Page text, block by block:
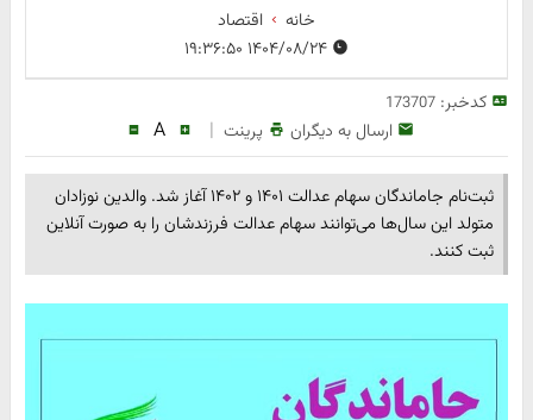
خانه
اقتصاد
۱۴۰۴/۰۸/۲۴ ۱۹:۳۶:۵۰
کدخبر:173707
ارسال به دیگران پرینت |
A
ثبت‌نام جاماندگان سهام عدالت ۱۴۰۱ و ۱۴۰۲ آغاز شد. والدین نوزادان
متولد این سال‌ها می‌توانند سهام عدالت فرزندشان را به صورت آنلاین
ثبت کنند.